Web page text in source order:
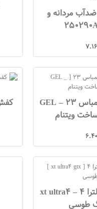
مردانه و
کتونی اسیکس مدل نیمباس 23 – GEL
کفش سالامون ایکس الترا 4 – xt ultra4